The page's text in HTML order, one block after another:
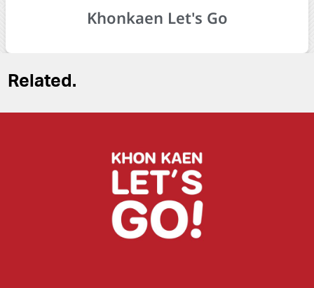
Khonkaen Let's Go
Related.